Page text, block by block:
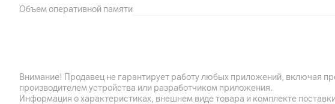
Объем оперативной памяти
Поддержка технологии быстрой зарядки
Внимание! Продавец не гарантирует работу любых приложений, включая
производителем устройства или разработчиком приложения.
Информация о характеристиках, внешнем виде товара и комплекте